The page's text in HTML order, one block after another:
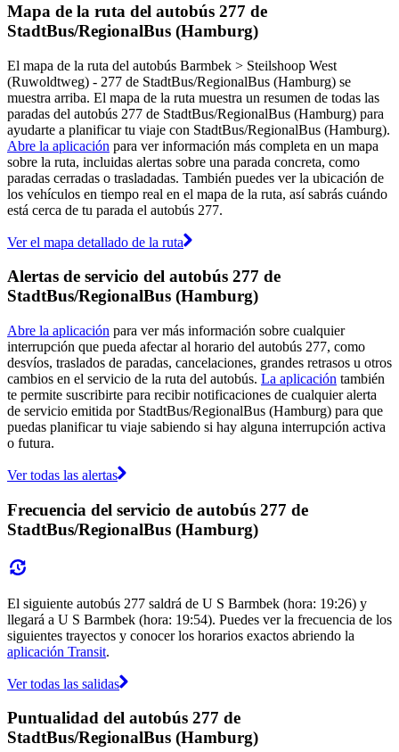
Mapa de la ruta del autobús 277 de
StadtBus/RegionalBus (Hamburg)
El mapa de la ruta del autobús Barmbek > Steilshoop West
(Ruwoldtweg) - 277 de StadtBus/RegionalBus (Hamburg) se
muestra arriba. El mapa de la ruta muestra un resumen de todas las
paradas del autobús 277 de StadtBus/RegionalBus (Hamburg) para
ayudarte a planificar tu viaje con StadtBus/RegionalBus (Hamburg).
Abre la aplicación para ver información más completa en un mapa
sobre la ruta, incluidas alertas sobre una parada concreta, como
paradas cerradas o trasladadas. También puedes ver la ubicación de
los vehículos en tiempo real en el mapa de la ruta, así sabrás cuándo
está cerca de tu parada el autobús 277.
Ver el mapa detallado de la ruta
Alertas de servicio del autobús 277 de
StadtBus/RegionalBus (Hamburg)
Abre la aplicación para ver más información sobre cualquier
interrupción que pueda afectar al horario del autobús 277, como
desvíos, traslados de paradas, cancelaciones, grandes retrasos u otros
cambios en el servicio de la ruta del autobús. La aplicación también
te permite suscribirte para recibir notificaciones de cualquier alerta
de servicio emitida por StadtBus/RegionalBus (Hamburg) para que
puedas planificar tu viaje sabiendo si hay alguna interrupción activa
o futura.
Ver todas las alertas
Frecuencia del servicio de autobús 277 de
StadtBus/RegionalBus (Hamburg)
El siguiente autobús 277 saldrá de U S Barmbek (hora: 19:26) y
llegará a U S Barmbek (hora: 19:54). Puedes ver la frecuencia de los
siguientes trayectos y conocer los horarios exactos abriendo la
aplicación Transit.
Ver todas las salidas
Puntualidad del autobús 277 de
StadtBus/RegionalBus (Hamburg)